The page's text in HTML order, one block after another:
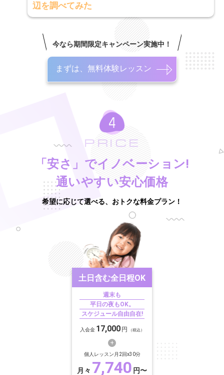
辺を調べてみた
今なら期間限定キャンペーン実施中！
まずは、無料体験レッスン
PRICE
「安さ」でイノベーション!
通いやすい安心価格
希望に応じて選べる、おトクな料金プラン！
土日含む全日程OK
週末も
平日の夜もOK。
スケジュール自由自在!
入会金 17,000 円 （税込）
個人レッスン月2回x30分
月々 7,740 円〜